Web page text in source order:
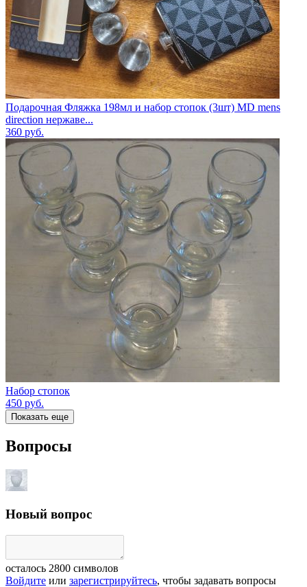
Подарочная Фляжка 198мл и набор стопок (3шт) MD mens
direction нержаве...
360 руб.
Набор стопок
450 руб.
Показать еще
Вопросы
Новый вопрос
осталось 2800 символов
Войдите или зарегистрируйтесь, чтобы задавать вопросы